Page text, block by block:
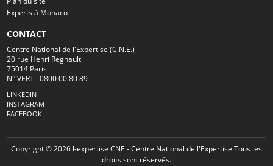
Experts à Monaco
CONTACT
Centre National de l'Expertise (C.N.E.)
20 rue Henri Regnault
75014 Paris
N° VERT : 0800 00 80 89
LINKEDIN
INSTAGRAM
FACEBOOK
Copyright © 2026 l-expertise CNE - Centre National de l'Expertise Tous les
droits sont réservés.